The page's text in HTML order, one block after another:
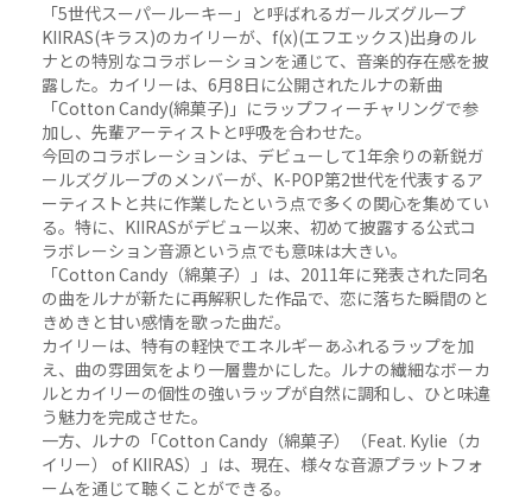
「5世代スーパールーキー」と呼ばれるガールズグループ
KIIRAS(キラス)のカイリーが、f(x)(エフエックス)出身のル
ナとの特別なコラボレーションを通じて、音楽的存在感を披
露した。カイリーは、6月8日に公開されたルナの新曲
「Cotton Candy(綿菓子)」にラップフィーチャリングで参
加し、先輩アーティストと呼吸を合わせた。
今回のコラボレーションは、デビューして1年余りの新鋭ガ
ールズグループのメンバーが、K-POP第2世代を代表するア
ーティストと共に作業したという点で多くの関心を集めてい
る。特に、KIIRASがデビュー以来、初めて披露する公式コ
ラボレーション音源という点でも意味は大きい。
「Cotton Candy（綿菓子）」は、2011年に発表された同名
の曲をルナが新たに再解釈した作品で、恋に落ちた瞬間のと
きめきと甘い感情を歌った曲だ。
カイリーは、特有の軽快でエネルギーあふれるラップを加
え、曲の雰囲気をより一層豊かにした。ルナの繊細なボーカ
ルとカイリーの個性の強いラップが自然に調和し、ひと味違
う魅力を完成させた。
一方、ルナの「Cotton Candy（綿菓子）（Feat. Kylie（カ
イリー） of KIIRAS）」は、現在、様々な音源プラットフォ
ームを通じて聴くことができる。